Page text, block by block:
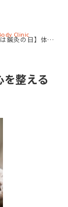
Clinic
心を整えるきっかけにしませんか？
を整える